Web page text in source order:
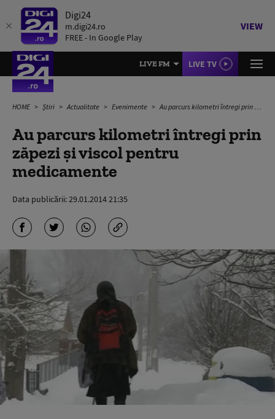
Digi24
m.digi24.ro
FREE - In Google Play
VIEW
LIVE FM LIVE TV
HOME Știri Actualitate Evenimente Au parcurs kilometri întregi prin zăpezi și viscol pentru medicamente
Au parcurs kilometri întregi prin
zăpezi și viscol pentru
medicamente
Data publicării:29.01.2014 21:35